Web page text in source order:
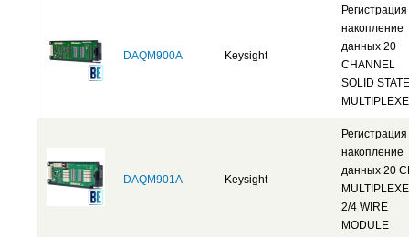
DAQM900A Keysight
накопление
данных 20
CHANNEL
SOLID STATE
DAQM901A Keysight
накопление
данных 20
2/4 WIRE
MODULE